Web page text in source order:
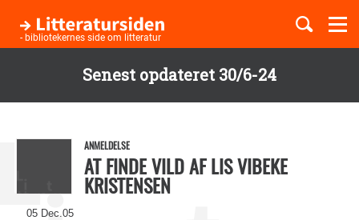
Senest opdateret 30/6-24
hovedindhold
- bibliotekernes side om litteratur
Børnebøger
05 Dec.05
ANMELDELSE
AT FINDE VILD AF LIS VIBEKE
KRISTENSEN